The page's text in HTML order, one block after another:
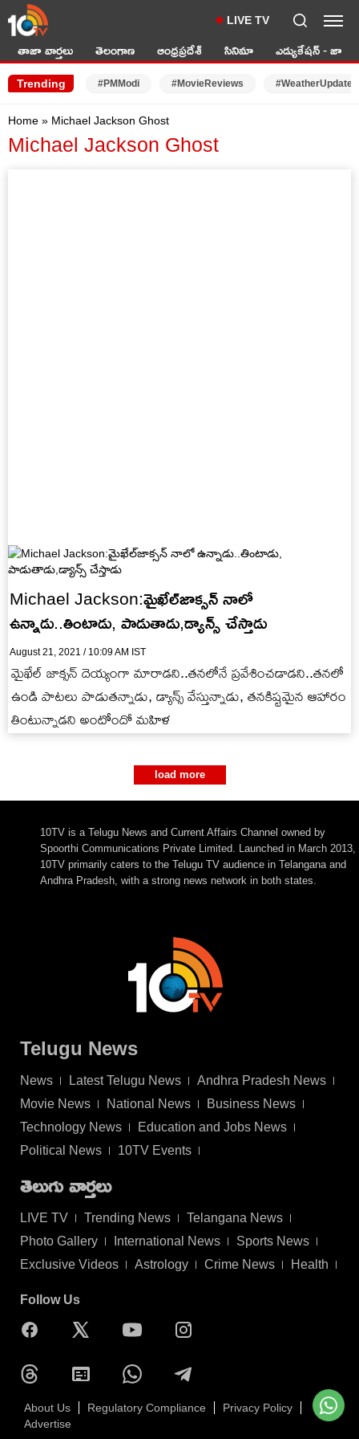
LIVE TV
తాజా వార్తలు తెలంగాణ ఆంధ్రప్రదేశ్ సినిమా ఎడ్యుకేషన్ - జాబ్స్
Trending #PMModi #MovieReviews #WeatherUpdates
Home » Michael Jackson Ghost
Michael Jackson Ghost
Michael Jackson:మైఖేల్‌జాక్సన్ నాలో
ఉన్నాడు..తింటాడు, పాడుతాడు,డ్యాన్స్ చేస్తాడు
August 21, 2021 / 10:09 AM IST
మైఖేల్ జాక్సన్ దెయ్యంగా మారాడని..తనలోనే ప్రవేశించడాడని..తనలో
ఉండి పాటలు పాడుతన్నాడు, డ్యాన్స్ వేస్తున్నాడు, తనకిష్టమైన ఆహారం
తింటున్నాడని అంటోందో మహిళ
load more
10TV is a Telugu News and Current Affairs Channel owned by
Spoorthi Communications Private Limited. Launched in March 2013,
10TV primarily caters to the Telugu TV audience in Telangana and
Andhra Pradesh, with a strong news network in both states.
Telugu News
News Latest Telugu News
Andhra Pradesh News
Movie News
National News
Business News
Technology News
Education and Jobs News
Political News
10TV Events
తెలుగు వార్తలు
LIVE TV Trending News
Telangana News
Photo Gallery
International News
Sports News
Exclusive Videos
Astrology Crime News Health
Follow Us
About Us Regulatory Compliance
Privacy Policy
Advertise